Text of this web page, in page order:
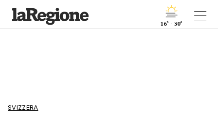
16° - 30°
SVIZZERA